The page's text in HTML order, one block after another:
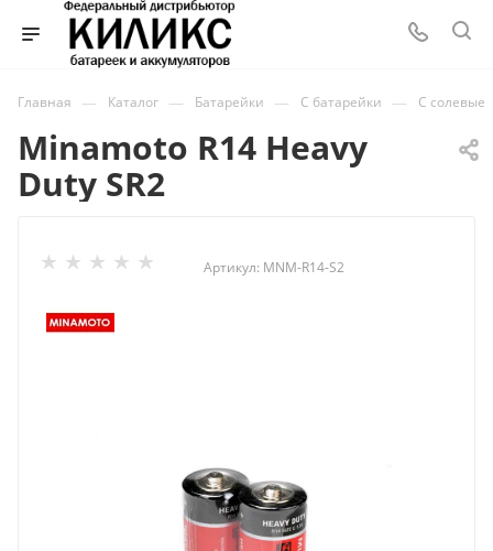
Главная — Каталог — Батарейки — C батарейки — C солевые
Minamoto R14 Heavy
Duty SR2
Артикул: MNM-R14-S2